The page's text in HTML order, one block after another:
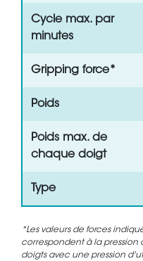
Cycle max. par
minutes
Gripping force*
Poids
Poids max. de
chaque doigt
Type
*Les valeurs de forces
correspondent à la pression
doigts avec une pression